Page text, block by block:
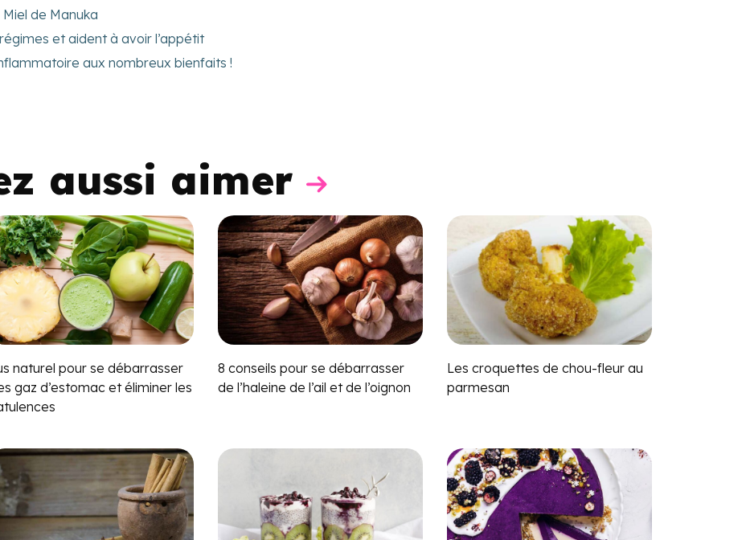
de Manuka
et aident à avoir l’appétit
aux nombreux bienfaits !
aussi aimer
naturel pour se débarrasser
gaz d’estomac et éliminer les
8 conseils pour se débarrasser
de l’haleine de l’ail et de l’oignon
Les croquettes de chou-fleur au
parmesan